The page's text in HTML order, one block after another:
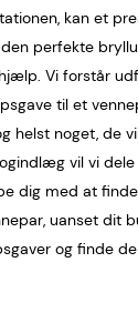
kan et
perfekte
Vi forstår
til et
helst noget, de
vil vi
dig med at
uanset dit
og finde